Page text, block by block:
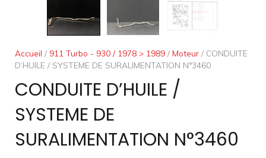
Accueil / 911 Turbo - 930 / 1978 > 1989 / Moteur / CONDUITE
D’HUILE / SYSTEME DE SURALIMENTATION N°3460
CONDUITE D’HUILE /
SYSTEME DE
SURALIMENTATION N°3460